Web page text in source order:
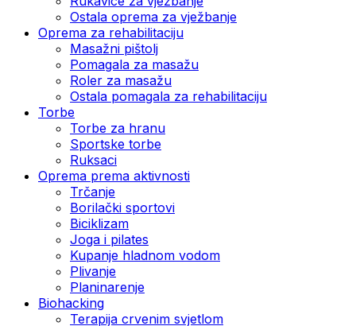
Ostala oprema za vježbanje
Oprema za rehabilitaciju
Masažni pištolj
Pomagala za masažu
Roler za masažu
Ostala pomagala za rehabilitaciju
Torbe
Torbe za hranu
Sportske torbe
Ruksaci
Oprema prema aktivnosti
Trčanje
Borilački sportovi
Biciklizam
Joga i pilates
Kupanje hladnom vodom
Plivanje
Planinarenje
Biohacking
Terapija crvenim svjetlom